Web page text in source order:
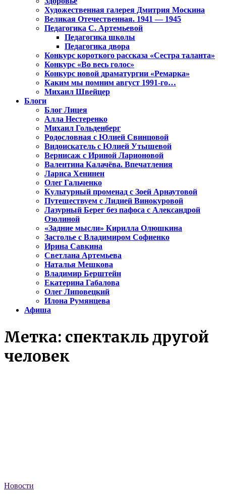
Художественная галерея Дмитрия Москина
Великая Отечественная. 1941 — 1945
Педагогика С. Артемьевой
Педагогика школы
Педагогика двора
Конкурс короткого рассказа «Сестра таланта»
Конкурс «Во весь голос»
Конкурс новой драматургии «Ремарка»
Каким мы помним август 1991-го…
Михаил Швейцер
Блоги
Блог Лицея
Алла Нестеренко
Михаил Гольденберг
Родословная с Юлией Свинцовой
Видоискатель с Юлией Утышевой
Вернисаж с Ириной Ларионовой
Валентина Калачёва. Впечатления
Лариса Хенинен
Олег Гальченко
Культурный променад с Зоей Арнаутовой
Путешествуем с Лидией Винокуровой
Лазурный Берег без пафоса с Александрой
Озолиной
«Задние мысли» Кирилла Олюшкина
Застолье с Владимиром Софиенко
Ирина Савкина
Светлана Артемьева
Наталья Мешкова
Владимир Берштейн
Екатерина Габалова
Олег Липовецкий
Илона Румянцева
Афиша
Метка: спектакль другой
человек
Новости